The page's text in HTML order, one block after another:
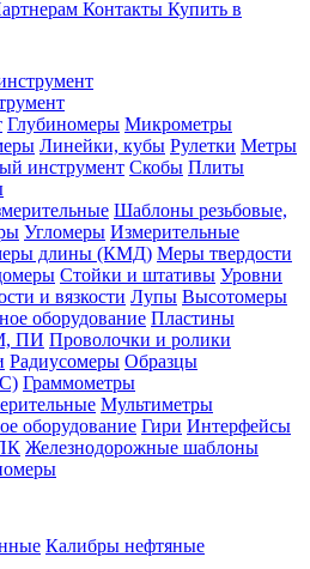
Контакты Купить в
Глубиномеры Микрометры
Линейки, кубы Рулетки Метры
инструмент Скобы Плиты
Шаблоны резьбовые,
Угломеры Измерительные
длины (КМД) Меры твердости
Стойки и штативы Уровни
и вязкости Лупы Высотомеры
оборудование Пластины
ПИ Проволочки и ролики
Радиусомеры Образцы
Граммометры
Мультиметры
оборудование Гири Интерфейсы
Железнодорожные шаблоны
Калибры нефтяные